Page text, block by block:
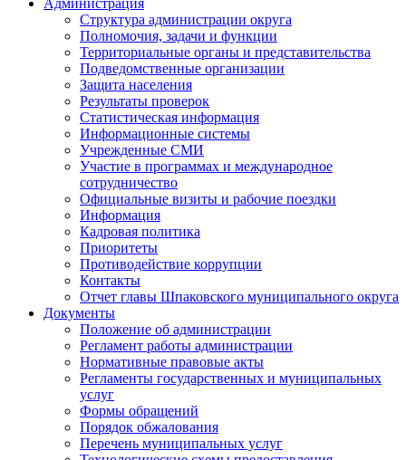
Администрация
Структура администрации округа
Полномочия, задачи и функции
Территориальные органы и представительства
Подведомственные организации
Защита населения
Результаты проверок
Статистическая информация
Информационные системы
Учрежденные СМИ
Участие в программах и международное
сотрудничество
Официальные визиты и рабочие поездки
Информация
Кадровая политика
Приоритеты
Противодействие коррупции
Контакты
Отчет главы Шпаковского муниципального округа
Документы
Положение об администрации
Регламент работы администрации
Нормативные правовые акты
Регламенты государственных и муниципальных
услуг
Формы обращений
Порядок обжалования
Перечень муниципальных услуг